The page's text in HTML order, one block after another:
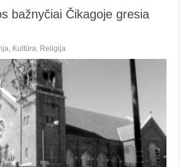
bažnyčiai Čikagoje gresia
, Kultūra, Religija